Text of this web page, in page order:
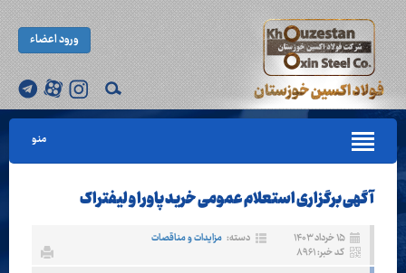
ورود اعضاء
منو
آگهی برگزاری استعلام عمومی خرید پاورا و لیفتراک
۱۵ خرداد ۱۴۰۳ دسته: مزایدات و مناقصات
کد خبر: ۸۹۶۱